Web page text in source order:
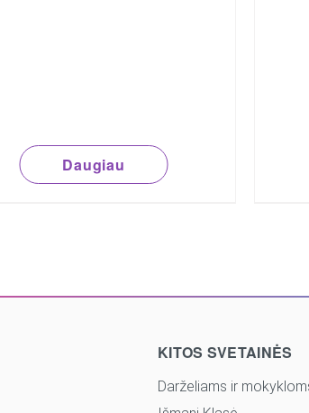
Daugiau
KITOS SVETAINĖS
Darželiams ir